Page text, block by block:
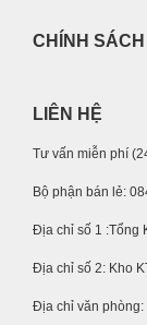
CHÍNH
LIÊN HỆ
Tư vấn miễn phí
Bộ phận bán lẻ:
Địa chỉ số 1 :Tổng
Địa chỉ số 2: Kho
Địa chỉ văn phòng: